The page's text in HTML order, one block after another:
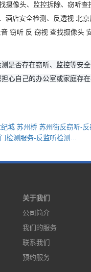
摄像头、监控拆除、窃听查
酒店安全检测、反透视 北
窃听 反 窃视 查找摄像头
是否存在窃听、监控等安
心自己的办公室或家庭存
城 苏州桥 苏州街反窃听-
检测服务-反监听检测...
关于我们
公司简介
我们的服务
联系我们
预约服务